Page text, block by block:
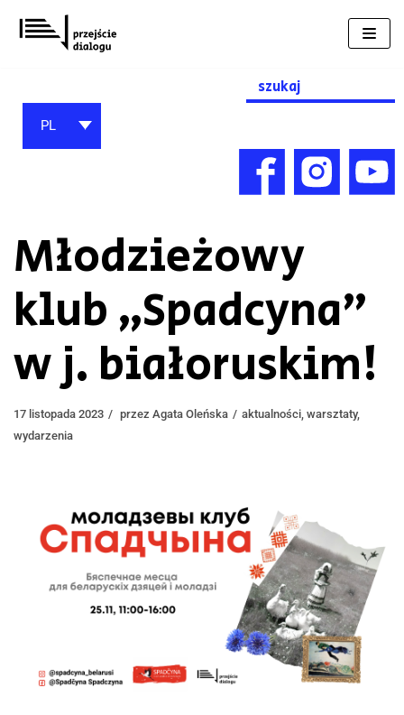
Przejdź
do
Search
for:
PL
Młodzieżowy
klub „Spadcyna”
w j. białoruskim!
17 listopada 2023 przez Agata Oleńska aktualności warsztaty,
wydarzenia